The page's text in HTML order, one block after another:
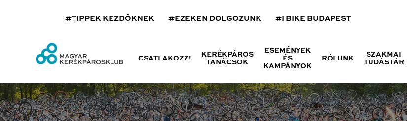
#TIPPEK KEZDŐKNEK #EZEKEN DOLGOZUNK #I BIKE BUDAPEST
CSATLAKOZZ!
KERÉKPÁROS
TANÁCSOK
ESEMÉNYEK
ÉS
KAMPÁNYOK
RÓLUNK
SZAKMAI
TUDÁSTÁR